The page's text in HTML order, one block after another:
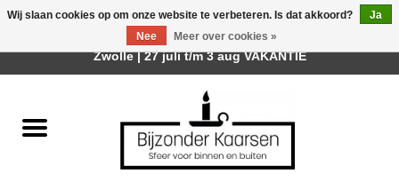
Räder Design Stories
Wij slaan cookies op om onze website te verbeteren. Is dat akkoord?
Ja
Nee
Meer over cookies »
Afhalen is mogelijk bij mijn winkel Trotz | Belvederelaan 107
Zwolle | 27 juli t/m 3 aug VAKANTIE